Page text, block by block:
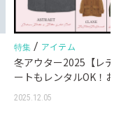
特集 / アイテム
冬アウター2025【レデ
ートもレンタルOK！お
2025.12.05